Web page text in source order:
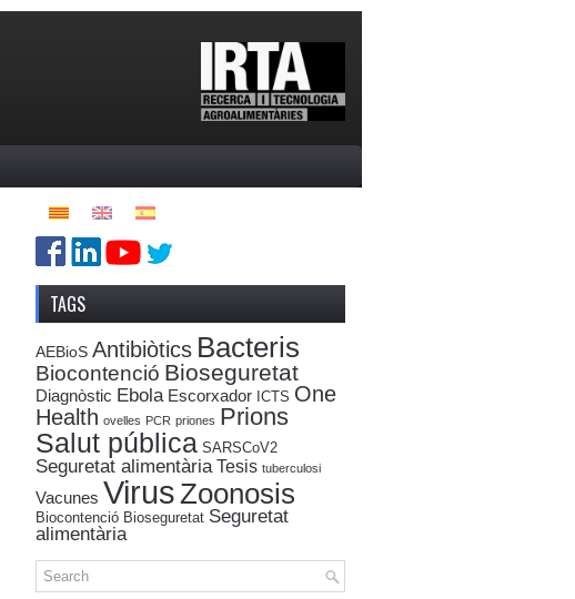
TAGS
AEBioS Antibiòtics Bacteris
Biocontenció Bioseguretat
Diagnòstic Ebola Escorxador ICTS One
Health ovelles PCR priones Prions
Salut pública SARSCoV2
Seguretat alimentària Tesis tuberculosi
Vacunes VirusZoonosis
Biocontenció Bioseguretat Seguretat
alimentària